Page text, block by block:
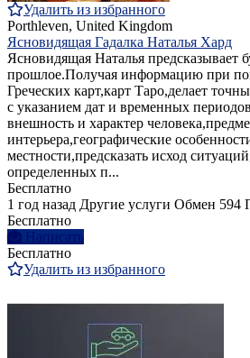
Удалить из избранного
Porthleven, United Kingdom
Ясновидящая Гадалка Наталья Хард
Ясновидящая Наталья предсказывает
прошлое.Получая информацию при
Греческих карт,карт Таро,делает
с указанием дат и временных
внешность и характер
интерьера,географические
местности,предсказать исход
определенных п...
Бесплатно
1 год назад Другие услуги Обмен 594
Бесплатно
Написать
Бесплатно
Удалить из избранного